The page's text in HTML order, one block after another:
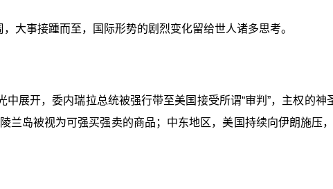
大事接踵而至，国际形势的剧烈变化留给世人诸多思考。
展开，委内瑞拉总统被强行带至美国接受所谓“审判”，主权的
兰岛被视为可强买强卖的商品；中东地区，美国持续向伊朗施